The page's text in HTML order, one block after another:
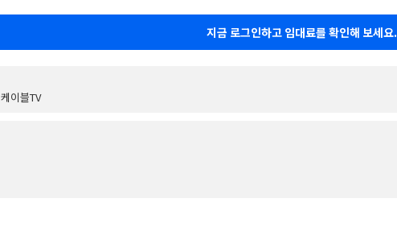
지금 로그인하고 임대료를 확인해 보세요.
이블TV